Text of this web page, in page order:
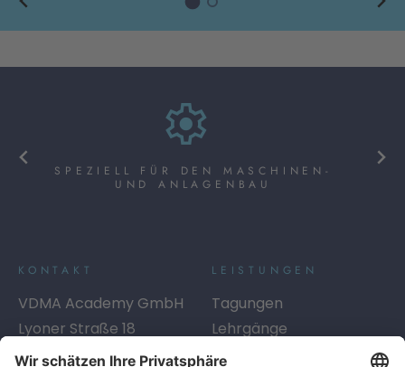
SPEZIELL FÜR DEN MASCHINEN-
UND ANLAGENBAU
KONTAKT
VDMA Academy GmbH
Lyoner Straße 18
60528Frankfurt am Main
LEISTUNGEN
Tagungen
Lehrgänge
Seminare